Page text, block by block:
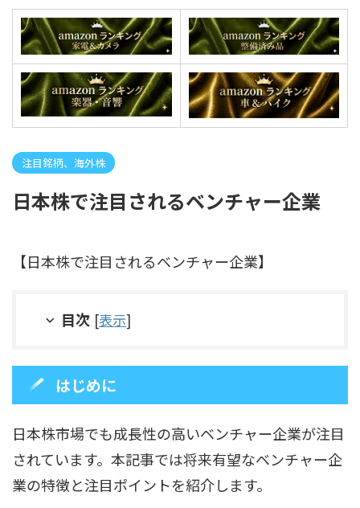
注目銘柄、海外株
日本株で注目されるベンチャー企業
【日本株で注目されるベンチャー企業】
目次 [表示]
はじめに
日本株市場でも成長性の高いベンチャー企業が注目
されています。本記事では将来有望なベンチャー企
業の特徴と注目ポイントを紹介します。